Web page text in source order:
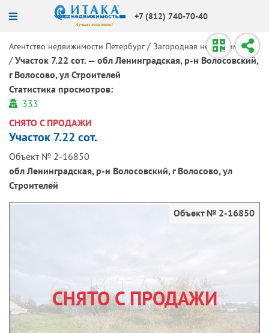
+7 (812) 740-70-40
Агентство недвижимости Петербург / Загородная недвижимость
/ Участок 7.22 сот. — обл Ленинградская, р-н Волосовский,
г Волосово, ул Строителей
Статистика просмотров:
333
СНЯТО С ПРОДАЖИ
Участок 7.22 сот.
Объект № 2-16850
обл Ленинградская, р-н Волосовский, г Волосово, ул
Строителей
СНЯТО С ПРОДАЖИ
Объект № 2-16850